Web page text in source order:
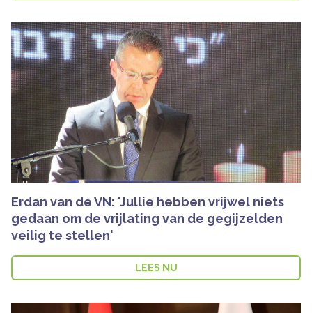
Erdan van de VN: 'Jullie hebben vrijwel niets
gedaan om de vrijlating van de gegijzelden
veilig te stellen'
LEES NU